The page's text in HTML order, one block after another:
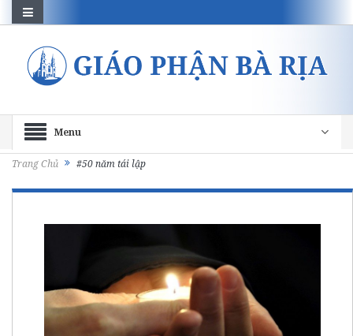
Menu
Trang Chủ #50 năm tái lập